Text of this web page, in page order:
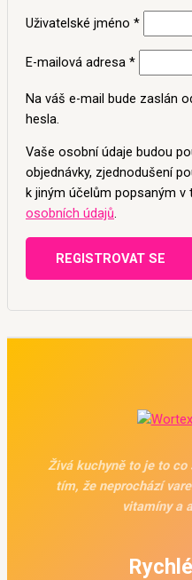
Uživatelské jméno *
E-mailová adresa *
Na váš e-mail bude zaslán
hesla.
Vaše osobní údaje budou
objednávky, zjednodušení
k jiným účelům popsaným
osobních údajů.
REGISTROVAT SE
Živá kuchyně to je to co
tím, že neprochází
vitamíny a